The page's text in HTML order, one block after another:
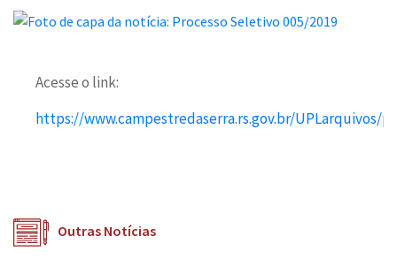
Acesse o link:
https://www.campestredaserra.rs.gov.br/UPLarquivos/
Outras Notícias